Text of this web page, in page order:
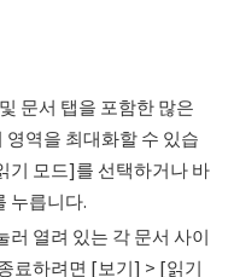
문서 탭을 포함한 많은
역을 최대화할 수 있습
기 모드]를 선택하거나 바
누릅니다.
열려 있는 각 문서 사이
료하려면 [보기] > [읽기